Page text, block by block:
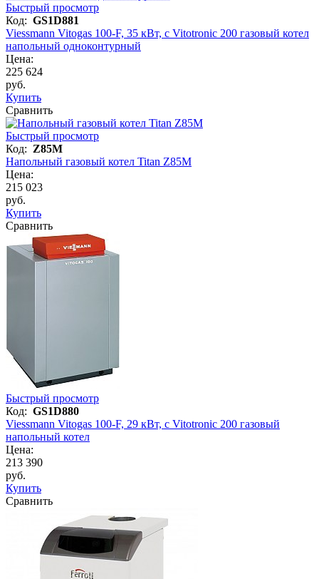
Быстрый просмотр
Код: GS1D881
Viessmann Vitogas 100-F, 35 кВт, с Vitotronic 200 газовый котел
напольный одноконтурный
Цена:
225 624
руб.
Купить
Сравнить
Быстрый просмотр
Код: Z85M
Напольный газовый котел Titan Z85M
Цена:
215 023
руб.
Купить
Сравнить
Быстрый просмотр
Код: GS1D880
Viessmann Vitogas 100-F, 29 кВт, с Vitotronic 200 газовый
напольный котел
Цена:
213 390
руб.
Купить
Сравнить